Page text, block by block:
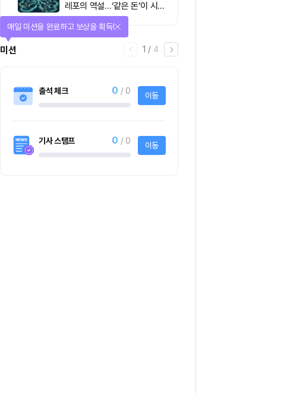
레포의 역설…‘같은 돈’이 시장
1 / 4
미션
매일 미션을 완료하고 보상을 획득!
출석 체크 0 / 0 이동
기사 스탬프 0 / 0 이동